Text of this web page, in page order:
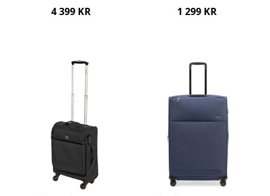
4 399 KR 1 299 KR